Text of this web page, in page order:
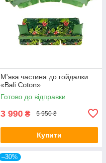
М'яка частина до гойдалки
«Bali Coton»
Готово до відправки
3 990 ₴ 5 950 ₴
Купити
–30%